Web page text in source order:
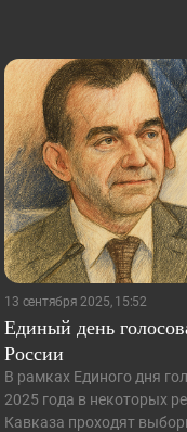
13 сентября 2025, 15:52
Единый день
России
В рамках Единого дня
2025 года в некоторых
Кавказа проходят